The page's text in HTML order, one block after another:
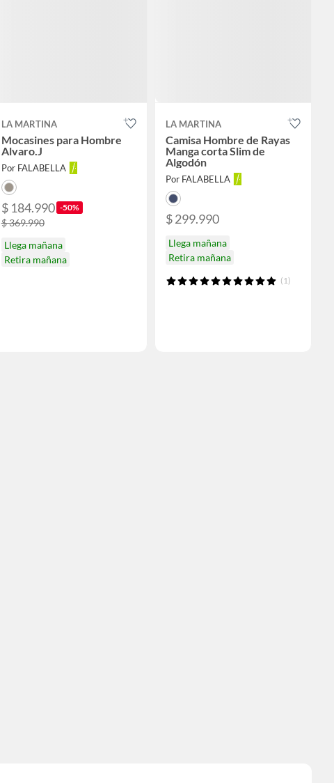
LA MARTINA
Mocasines para Hombre
Alvaro.J
Por FALABELLA
$ 184.990 -50%
$ 369.990
Llega mañana
Retira mañana
LA MARTINA
Camisa Hombre de Rayas
Manga corta Slim de
Algodón
Por FALABELLA
$ 299.990
Llega mañana
Retira mañana
(1)